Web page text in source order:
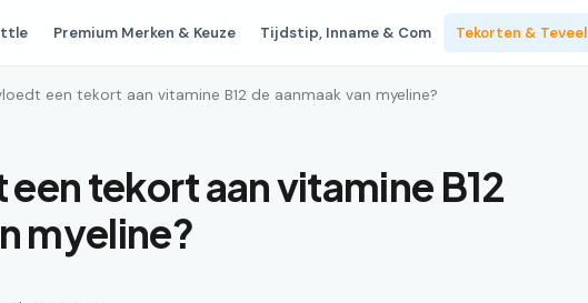
Premium Merken & Keuze Tijdstip, Inname & Com Tekorten & Teveel
een tekort aan vitamine B12 de aanmaak van myeline?
tekort aan vitamine B12
myeline?